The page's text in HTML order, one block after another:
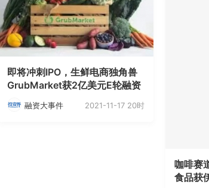
即将冲刺IPO，生鲜电商独角兽
GrubMarket获2亿美元E轮融资
融资大事件 2021-11-17 20时
咖啡赛
食品获